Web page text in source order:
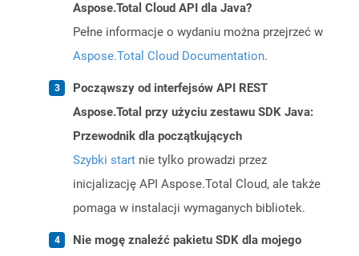
Aspose.Total Cloud API dla Java?
Pełne informacje o wydaniu można przejrzeć w
Aspose.Total Cloud Documentation.
Począwszy od interfejsów API REST
Aspose.Total przy użyciu zestawu SDK Java:
Przewodnik dla początkujących
Szybki start nie tylko prowadzi przez
inicjalizację API Aspose.Total Cloud, ale także
pomaga w instalacji wymaganych bibliotek.
Nie mogę znaleźć pakietu SDK dla mojego